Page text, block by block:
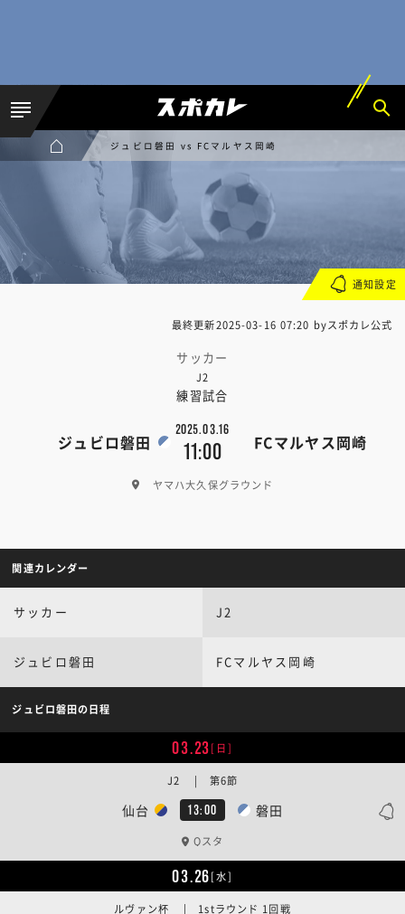
ジュビロ磐田 vs FCマルヤス岡崎
最終更新2025-03-16 07:20 byスポカレ公式
サッカー
J2
練習試合
ジュビロ磐田
2025.03.16
11:00 FCマルヤス岡崎
ヤマハ大久保グラウンド
通知設定
関連カレンダー
サッカー J2
ジュビロ磐田 FCマルヤス岡崎
ジュビロ磐田の日程
03.23[日]
仙台 13:00 磐田
J2 | 第6節
Qスタ
03.26[水]
ルヴァン杯 | 1stラウンド 1回戦